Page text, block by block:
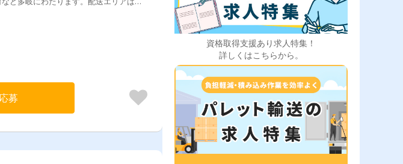
ン。一部道外もありますが、一人一人
事を決めていくので安心してくださ
いため、健康的なリズムで働けるのが
しているため、常にメンテナンスの行
に集中できますよ♪ ＜配送距離＞ 地
＞ 1日1～7件（※業務内容により異な
認し、荷積みをして出発！↓12:30 お昼
ッシュ♪）↓13:30 午後の配達↓16:00 帰
退勤本日もお疲れ様でした！
募
資格取得支援あり求人特集！
詳しくはこちらから。